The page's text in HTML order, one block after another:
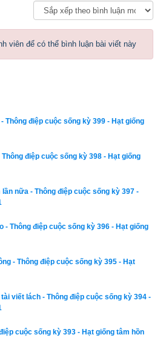
vậy, kèm theo nụ cười thán phục.
thắc mắc vì sao Mary lại cài hoa
cài hoa thật. Đợi đến khi cô ấy
tôi, tôi thắc mắc:
cài hoa? Tôi đã quen nhìn thấy cô cài
thiếu thiếu một cái gì ấy!
bằng một giọng buồn buồn. Điều
sôi nổi, trẻ trung thường ngày của
điều gì đó hơi bất ổn.
hỏi, dù hy vọng rằng sẽ nghe thấy
vẫn bình thường”.
tôi. Nhìn thẳng vào đôi mắt nâu sậm
đã chạm vào một điều gì đó lớn lao
- Vâng! - Cô ấy nói khẽ. - Hôm nay
rất nhớ bà. Vì thế nên tôi hơi buồn
viên để có thể bình luận bài viết này
Thông điệp cuộc sống kỳ 399 - Hạt giống
điệp cuộc sống kỳ 398 - Hạt giống
nữa - Thông điệp cuộc sống kỳ 397 -
Thông điệp cuộc sống kỳ 396 - Hạt giống
- Thông điệp cuộc sống kỳ 395 - Hạt
viết lách - Thông điệp cuộc sống kỳ 394 -
cuộc sống kỳ 393 - Hạt giống tâm hồn